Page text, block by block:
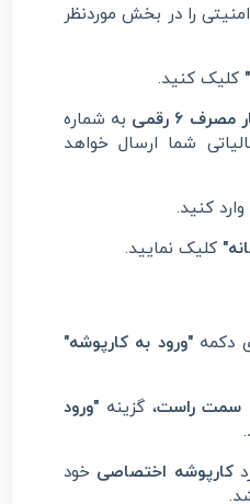
را در بخش موردنظر
کلیک کنید.
۶ رقمی
به شماره
شما ارسال خواهد
کنید.
کلیک نمایید.
دکمه"ورود به کارپوشه"
سمت راست، گزینه"ورود
کارپوشه اختصاصی خود